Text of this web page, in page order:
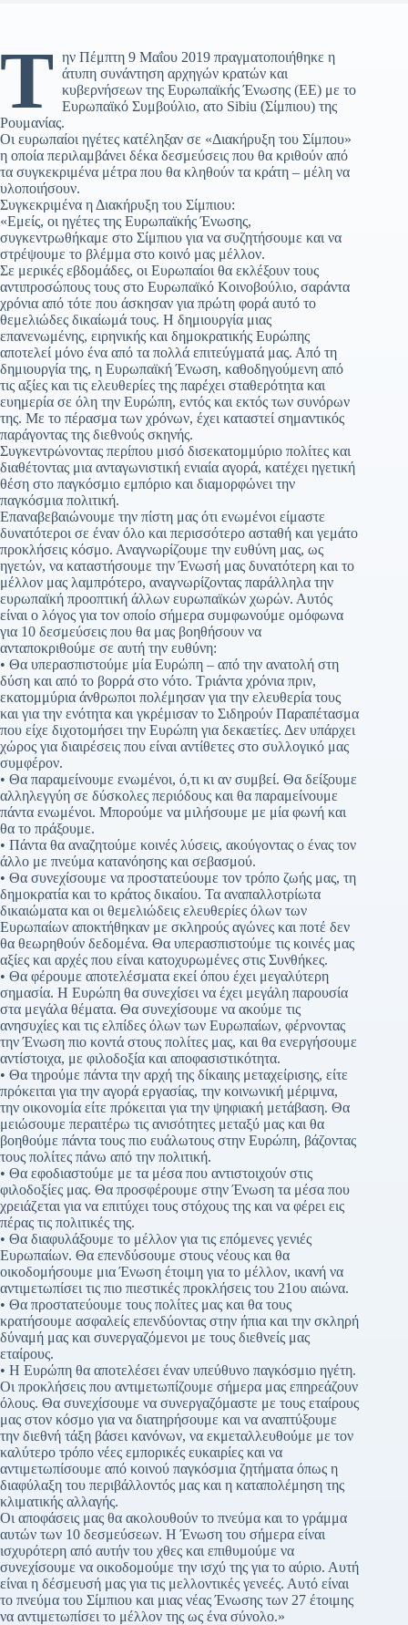
Τ ην Πέμπτη 9 Μαΐου 2019 πραγματοποιήθηκε η
άτυπη συνάντηση αρχηγών κρατών και
κυβερνήσεων της Ευρωπαϊκής Ένωσης (ΕΕ) με το
Ευρωπαϊκό Συμβούλιο, ατο Sibiu (Σίμπιου) της
Ρουμανίας.
Οι ευρωπαίοι ηγέτες κατέληξαν σε «Διακήρυξη του Σίμπου»
η οποία περιλαμβάνει δέκα δεσμεύσεις που θα κριθούν από
τα συγκεκριμένα μέτρα που θα κληθούν τα κράτη – μέλη να
υλοποιήσουν.
Συγκεκριμένα η Διακήρυξη του Σίμπιου:
«Εμείς, οι ηγέτες της Ευρωπαϊκής Ένωσης,
συγκεντρωθήκαμε στο Σίμπιου για να συζητήσουμε και να
στρέψουμε το βλέμμα στο κοινό μας μέλλον.
Σε μερικές εβδομάδες, οι Ευρωπαίοι θα εκλέξουν τους
αντιπροσώπους τους στο Ευρωπαϊκό Κοινοβούλιο, σαράντα
χρόνια από τότε που άσκησαν για πρώτη φορά αυτό το
θεμελιώδες δικαίωμά τους. Η δημιουργία μιας
επανενωμένης, ειρηνικής και δημοκρατικής Ευρώπης
αποτελεί μόνο ένα από τα πολλά επιτεύγματά μας. Από τη
δημιουργία της, η Ευρωπαϊκή Ένωση, καθοδηγούμενη από
τις αξίες και τις ελευθερίες της παρέχει σταθερότητα και
ευημερία σε όλη την Ευρώπη, εντός και εκτός των συνόρων
της. Με το πέρασμα των χρόνων, έχει καταστεί σημαντικός
παράγοντας της διεθνούς σκηνής.
Συγκεντρώνοντας περίπου μισό δισεκατομμύριο πολίτες και
διαθέτοντας μια ανταγωνιστική ενιαία αγορά, κατέχει ηγετική
θέση στο παγκόσμιο εμπόριο και διαμορφώνει την
παγκόσμια πολιτική.
Επαναβεβαιώνουμε την πίστη μας ότι ενωμένοι είμαστε
δυνατότεροι σε έναν όλο και περισσότερο ασταθή και γεμάτο
προκλήσεις κόσμο. Αναγνωρίζουμε την ευθύνη μας, ως
ηγετών, να καταστήσουμε την Ένωσή μας δυνατότερη και το
μέλλον μας λαμπρότερο, αναγνωρίζοντας παράλληλα την
ευρωπαϊκή προοπτική άλλων ευρωπαϊκών χωρών. Αυτός
είναι ο λόγος για τον οποίο σήμερα συμφωνούμε ομόφωνα
για 10 δεσμεύσεις που θα μας βοηθήσουν να
ανταποκριθούμε σε αυτή την ευθύνη:
• Θα υπερασπιστούμε μία Ευρώπη – από την ανατολή στη
δύση και από το βορρά στο νότο. Τριάντα χρόνια πριν,
εκατομμύρια άνθρωποι πολέμησαν για την ελευθερία τους
και για την ενότητα και γκρέμισαν το Σιδηρούν Παραπέτασμα
που είχε διχοτομήσει την Ευρώπη για δεκαετίες. Δεν υπάρχει
χώρος για διαιρέσεις που είναι αντίθετες στο συλλογικό μας
συμφέρον.
• Θα παραμείνουμε ενωμένοι, ό,τι κι αν συμβεί. Θα δείξουμε
αλληλεγγύη σε δύσκολες περιόδους και θα παραμείνουμε
πάντα ενωμένοι. Μπορούμε να μιλήσουμε με μία φωνή και
θα το πράξουμε.
• Πάντα θα αναζητούμε κοινές λύσεις, ακούγοντας ο ένας τον
άλλο με πνεύμα κατανόησης και σεβασμού.
• Θα συνεχίσουμε να προστατεύουμε τον τρόπο ζωής μας, τη
δημοκρατία και το κράτος δικαίου. Τα αναπαλλοτρίωτα
δικαιώματα και οι θεμελιώδεις ελευθερίες όλων των
Ευρωπαίων αποκτήθηκαν με σκληρούς αγώνες και ποτέ δεν
θα θεωρηθούν δεδομένα. Θα υπερασπιστούμε τις κοινές μας
αξίες και αρχές που είναι κατοχυρωμένες στις Συνθήκες.
• Θα φέρουμε αποτελέσματα εκεί όπου έχει μεγαλύτερη
σημασία. Η Ευρώπη θα συνεχίσει να έχει μεγάλη παρουσία
στα μεγάλα θέματα. Θα συνεχίσουμε να ακούμε τις
ανησυχίες και τις ελπίδες όλων των Ευρωπαίων, φέρνοντας
την Ένωση πιο κοντά στους πολίτες μας, και θα ενεργήσουμε
αντίστοιχα, με φιλοδοξία και αποφασιστικότητα.
• Θα τηρούμε πάντα την αρχή της δίκαιης μεταχείρισης, είτε
πρόκειται για την αγορά εργασίας, την κοινωνική μέριμνα,
την οικονομία είτε πρόκειται για την ψηφιακή μετάβαση. Θα
μειώσουμε περαιτέρω τις ανισότητες μεταξύ μας και θα
βοηθούμε πάντα τους πιο ευάλωτους στην Ευρώπη, βάζοντας
τους πολίτες πάνω από την πολιτική.
• Θα εφοδιαστούμε με τα μέσα που αντιστοιχούν στις
φιλοδοξίες μας. Θα προσφέρουμε στην Ένωση τα μέσα που
χρειάζεται για να επιτύχει τους στόχους της και να φέρει εις
πέρας τις πολιτικές της.
• Θα διαφυλάξουμε το μέλλον για τις επόμενες γενιές
Ευρωπαίων. Θα επενδύσουμε στους νέους και θα
οικοδομήσουμε μια Ένωση έτοιμη για το μέλλον, ικανή να
αντιμετωπίσει τις πιο πιεστικές προκλήσεις του 21ου αιώνα.
• Θα προστατεύουμε τους πολίτες μας και θα τους
κρατήσουμε ασφαλείς επενδύοντας στην ήπια και την σκληρή
δύναμή μας και συνεργαζόμενοι με τους διεθνείς μας
εταίρους.
• Η Ευρώπη θα αποτελέσει έναν υπεύθυνο παγκόσμιο ηγέτη.
Οι προκλήσεις που αντιμετωπίζουμε σήμερα μας επηρεάζουν
όλους. Θα συνεχίσουμε να συνεργαζόμαστε με τους εταίρους
μας στον κόσμο για να διατηρήσουμε και να αναπτύξουμε
την διεθνή τάξη βάσει κανόνων, να εκμεταλλευθούμε με τον
καλύτερο τρόπο νέες εμπορικές ευκαιρίες και να
αντιμετωπίσουμε από κοινού παγκόσμια ζητήματα όπως η
διαφύλαξη του περιβάλλοντός μας και η καταπολέμηση της
κλιματικής αλλαγής.
Οι αποφάσεις μας θα ακολουθούν το πνεύμα και το γράμμα
αυτών των 10 δεσμεύσεων. Η Ένωση του σήμερα είναι
ισχυρότερη από αυτήν του χθες και επιθυμούμε να
συνεχίσουμε να οικοδομούμε την ισχύ της για το αύριο. Αυτή
είναι η δέσμευσή μας για τις μελλοντικές γενεές. Αυτό είναι
το πνεύμα του Σίμπιου και μιας νέας Ένωσης των 27 έτοιμης
να αντιμετωπίσει το μέλλον της ως ένα σύνολο.»